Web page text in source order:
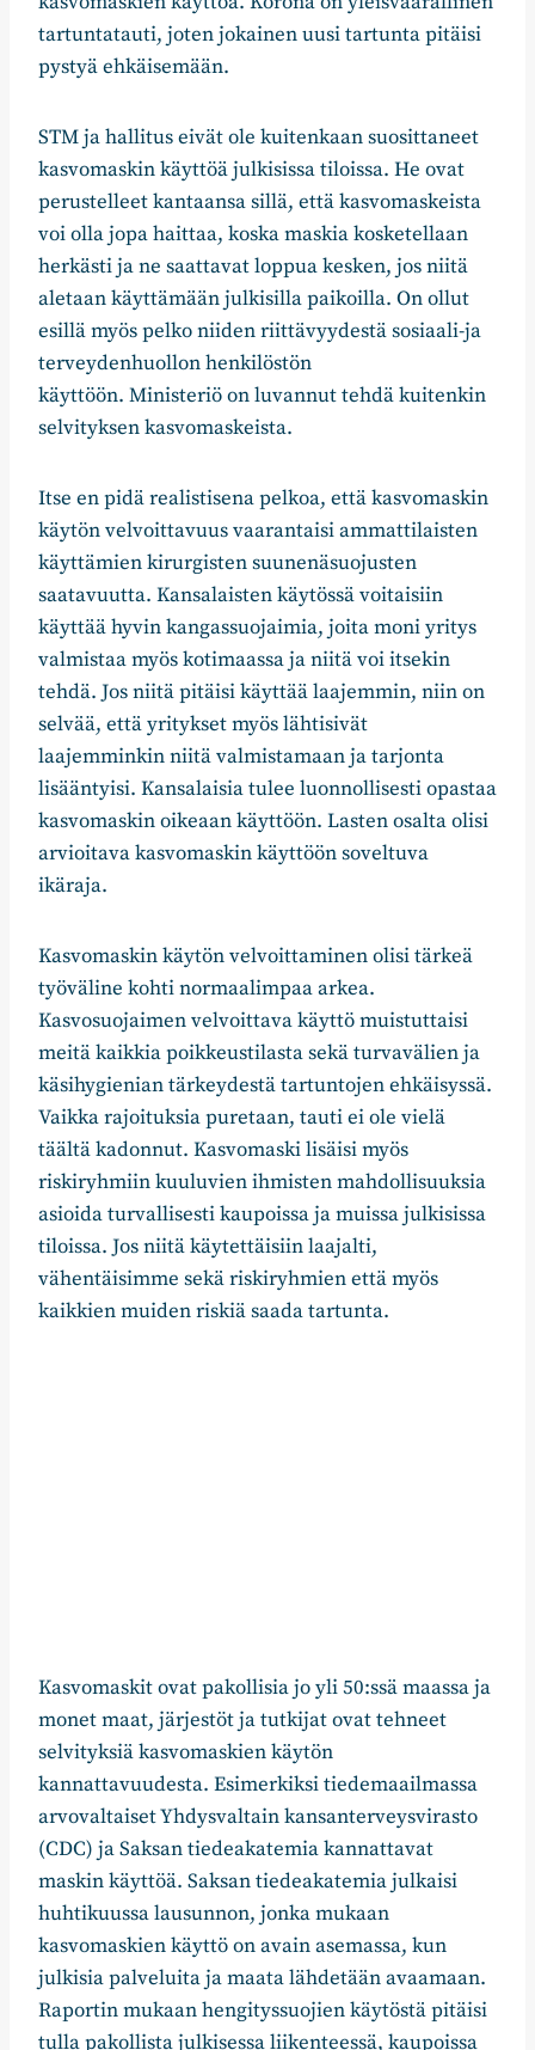
tartuntatauti, joten jokainen uusi tartunta pitäisi
pystyä ehkäisemään.
STM ja hallitus eivät ole kuitenkaan suosittaneet
kasvomaskin käyttöä julkisissa tiloissa. He ovat
perustelleet kantaansa sillä, että kasvomaskeista
voi olla jopa haittaa, koska maskia kosketellaan
herkästi ja ne saattavat loppua kesken, jos niitä
aletaan käyttämään julkisilla paikoilla. On ollut
esillä myös pelko niiden riittävyydestä sosiaali-ja
terveydenhuollon henkilöstön
käyttöön. Ministeriö on luvannut tehdä kuitenkin
selvityksen kasvomaskeista.
Itse en pidä realistisena pelkoa, että kasvomaskin
käytön velvoittavuus vaarantaisi ammattilaisten
käyttämien kirurgisten suunenäsuojusten
saatavuutta. Kansalaisten käytössä voitaisiin
käyttää hyvin kangassuojaimia, joita moni yritys
valmistaa myös kotimaassa ja niitä voi itsekin
tehdä. Jos niitä pitäisi käyttää laajemmin, niin on
selvää, että yritykset myös lähtisivät
laajemminkin niitä valmistamaan ja tarjonta
lisääntyisi. Kansalaisia tulee luonnollisesti opastaa
kasvomaskin oikeaan käyttöön. Lasten osalta olisi
arvioitava kasvomaskin käyttöön soveltuva
ikäraja.
Kasvomaskin käytön velvoittaminen olisi tärkeä
työväline kohti normaalimpaa arkea.
Kasvosuojaimen velvoittava käyttö muistuttaisi
meitä kaikkia poikkeustilasta sekä turvavälien ja
käsihygienian tärkeydestä tartuntojen ehkäisyssä.
Vaikka rajoituksia puretaan, tauti ei ole vielä
täältä kadonnut. Kasvomaski lisäisi myös
riskiryhmiin kuuluvien ihmisten mahdollisuuksia
asioida turvallisesti kaupoissa ja muissa julkisissa
tiloissa. Jos niitä käytettäisiin laajalti,
vähentäisimme sekä riskiryhmien että myös
kaikkien muiden riskiä saada tartunta.
Kasvomaskit ovat pakollisia jo yli 50:ssä maassa ja
monet maat, järjestöt ja tutkijat ovat tehneet
selvityksiä kasvomaskien käytön
kannattavuudesta. Esimerkiksi tiedemaailmassa
arvovaltaiset Yhdysvaltain kansanterveysvirasto
(CDC) ja Saksan tiedeakatemia kannattavat
maskin käyttöä. Saksan tiedeakatemia julkaisi
huhtikuussa lausunnon, jonka mukaan
kasvomaskien käyttö on avain asemassa, kun
julkisia palveluita ja maata lähdetään avaamaan.
Raportin mukaan hengityssuojien käytöstä pitäisi
tulla pakollista julkisessa liikenteessä, kaupoissa